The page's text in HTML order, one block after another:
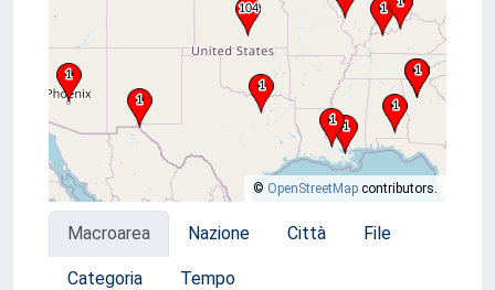
© OpenStreetMap contributors.
Macroarea Nazione Città File
Categoria Tempo